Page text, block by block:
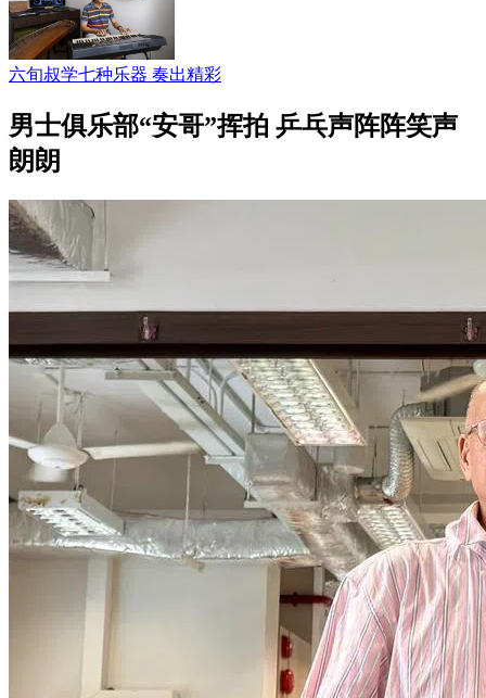
六旬叔学七种乐器 奏出精彩
男士俱乐部“安哥”挥拍 乒乓声阵阵笑声
朗朗